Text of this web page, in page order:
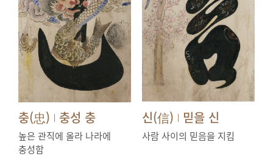
충(忠) | 충성 충
높은 관직에 올라 나라에
충성함
신(信) | 믿을 신
사람 사이의 믿음을 지킴